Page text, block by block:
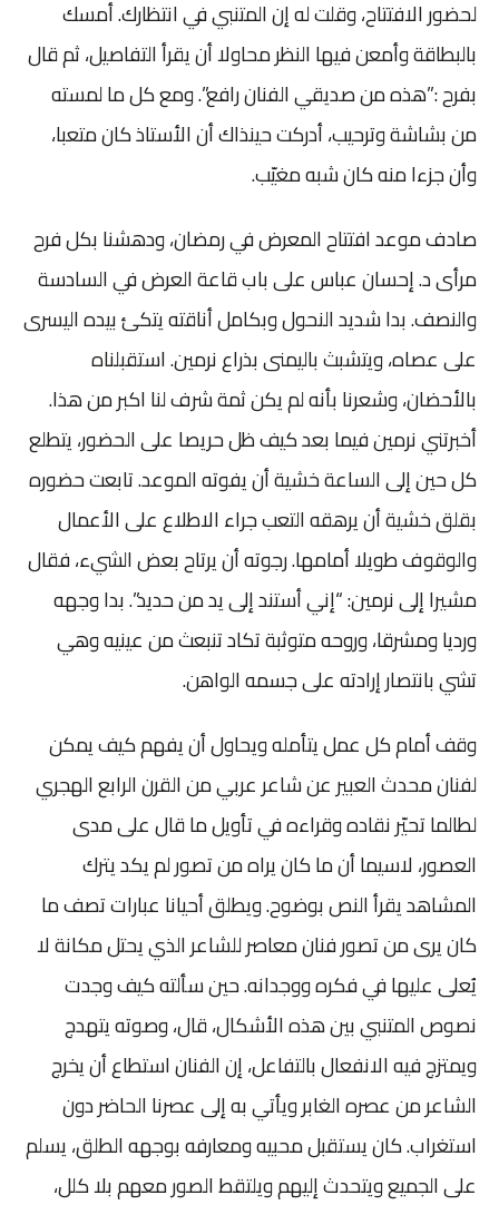
لحضور الافتتاح، وقلت له إن المتنبي في انتظارك. أمسك
بالبطاقة وأمعن فيها النظر محاولا أن يقرأ التفاصيل، ثم قال
بفرح :”هذه من صديقي الفنان رافع”. ومع كل ما لمسته
من بشاشة وترحيب، أدركت حينذاك أن الأستاذ كان متعبا،
وأن جزءا منه كان شبه مغيّب.
صادف موعد افتتاح المعرض في رمضان، ودهشنا بكل فرح
مرأى د. إحسان عباس على باب قاعة العرض في السادسة
والنصف. بدا شديد النحول وبكامل أناقته يتكئ بيده اليسرى
على عصاه، ويتشبث باليمنى بذراع نرمين. استقبلناه
بالأحضان، وشعرنا بأنه لم يكن ثمة شرف لنا اكبر من هذا.
أخبرتني نرمين فيما بعد كيف ظل حريصا على الحضور، يتطلع
كل حين إلى الساعة خشية أن يفوته الموعد. تابعت حضوره
بقلق خشية أن يرهقه التعب جراء الاطلاع على الأعمال
والوقوف طويلا أمامها. رجوته أن يرتاح بعض الشيء، فقال
مشيرا إلى نرمين: “إني أستند إلى يد من حديد”. بدا وجهه
ورديا ومشرقا، وروحه متوثبة تكاد تنبعث من عينيه وهي
تشي بانتصار إرادته على جسمه الواهن.
وقف أمام كل عمل يتأمله ويحاول أن يفهم كيف يمكن
لفنان محدث العبير عن شاعر عربي من القرن الرابع الهجري
لطالما تحيّر نقاده وقراءه في تأويل ما قال على مدى
العصور، لاسيما أن ما كان يراه من تصور لم يكد يترك
المشاهد يقرأ النص بوضوح. ويطلق أحيانا عبارات تصف ما
كان يرى من تصور فنان معاصر للشاعر الذي يحتل مكانة لا
يُعلى عليها في فكره ووجدانه. حين سألته كيف وجدت
نصوص المتنبي بين هذه الأشكال، قال، وصوته يتهدج
ويمتزج فيه الانفعال بالتفاعل، إن الفنان استطاع أن يخرج
الشاعر من عصره الغابر ويأتي به إلى عصرنا الحاضر دون
استغراب. كان يستقبل محبيه ومعارفه بوجهه الطلق، يسلم
على الجميع ويتحدث إليهم ويلتقط الصور معهم بلا كلل،